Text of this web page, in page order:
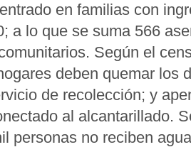
en familias con
a lo que se suma 566
Según el
deben quemar los
de recolección; y
al alcantarillado.
personas no reciben